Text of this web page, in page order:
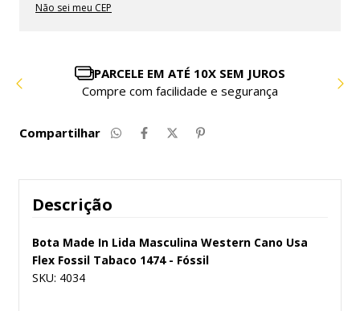
Não sei meu CEP
PARCELE EM ATÉ 10X SEM JUROS
Compre com facilidade e segurança
Compartilhar
Descrição
Bota Made In Lida Masculina Western Cano Usa
Flex Fossil Tabaco 1474 - Fóssil
SKU: 4034